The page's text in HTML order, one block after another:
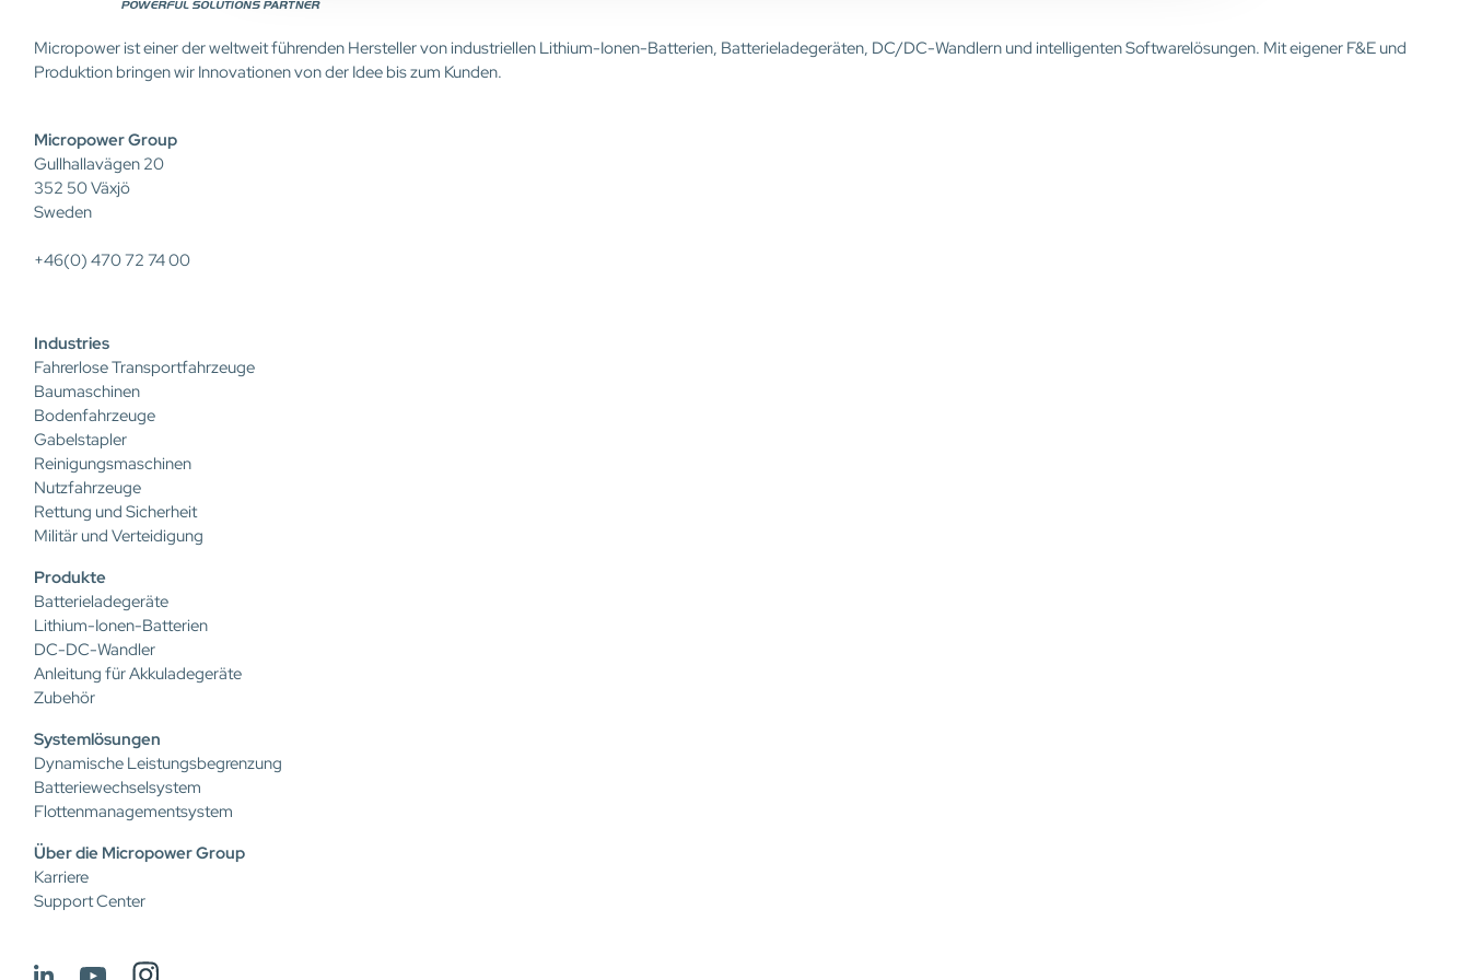
Micropower ist einer der weltweit führenden Hersteller von industriellen Lithium-Ionen-Batterien, Batterieladegeräten, DC/DC-Wandlern und intelligenten Softwarelösungen. Mit eigener F&E und
Produktion bringen wir Innovationen von der Idee bis zum Kunden.
Micropower Group
Gullhallavägen 20
352 50 Växjö
Sweden
+46(0) 470 72 74 00
Industries
Fahrerlose Transportfahrzeuge
Baumaschinen
Bodenfahrzeuge
Gabelstapler
Reinigungsmaschinen
Nutzfahrzeuge
Rettung und Sicherheit
Militär und Verteidigung
Produkte
Batterieladegeräte
Lithium-Ionen-Batterien
DC-DC-Wandler
Anleitung für Akkuladegeräte
Zubehör
Systemlösungen
Dynamische Leistungsbegrenzung
Batteriewechselsystem
Flottenmanagementsystem
Über die Micropower Group
Karriere
Support Center